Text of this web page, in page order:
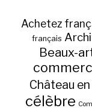
Achetez
français
Beaux-
Château
célèbre